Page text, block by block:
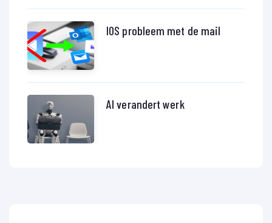
IOS probleem met de mail
AI verandert werk